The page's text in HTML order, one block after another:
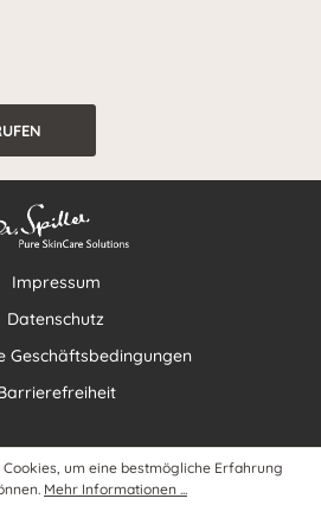
Impressum
Datenschutz
Geschäftsbedingungen
um eine bestmögliche Erfahrung
Mehr Informationen ...